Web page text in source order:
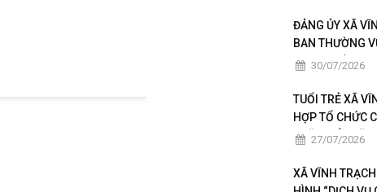
HÀNH TRUNG
XIV
ĐẢNG ỦY XÃ
BAN THƯỜNG
KHAI NHIỆM VỤ
30/07/2026
TUỔI TRẺ XÃ
HỢP TỔ CHỨC
THĂM HỎI,
27/07/2026
XÃ VĨNH